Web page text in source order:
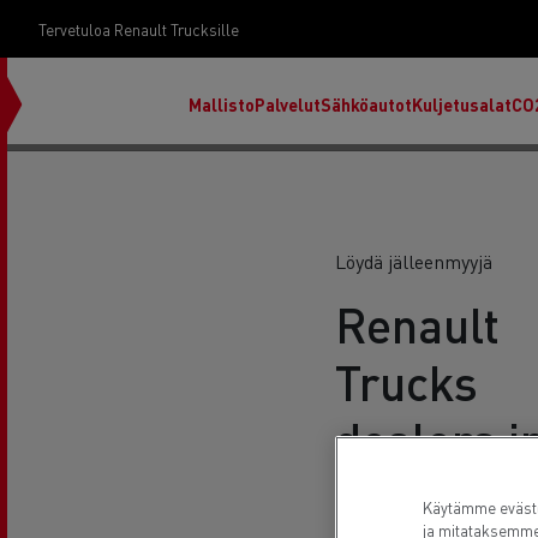
Tervetuloa Renault Trucksille
MallistoPalvelutSähköautotKuljetusalat
Löydä jälleenmyyjä
Renault
Trucks
dealers
Bulgaria
Käytämme
ja